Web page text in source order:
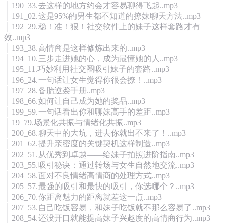
│ 190_33.去这样的地方约会才容易聊得飞起..mp3
│ 191_02.这是95%的男生都不知道的撩妹聊天方法..mp3
│ 192_29.稳！准！狠！社交软件上的妹子这样套路才有
效..mp3
│ 193_38.高情商是这样修炼出来的..mp3
│ 194_10.三步走进她的心，成为最懂她的人..mp3
│ 195_11.巧妙利用社交圈吸引妹子的套路..mp3
│ 196_24.一句话让女生觉得你很会撩！..mp3
│ 197_28.备胎逆袭手册..mp3
│ 198_66.如何让自己成为她的奖品..mp3
│ 199_59.一句话看出你和聊妹高手的差距..mp3
│ 19_79.场景化共振与情绪化共振..mp3
│ 200_68.聊天中的大坑，进去你就出不来了！..mp3
│ 201_62.提升亲密度的关键契机这样制造..mp3
│ 202_51.从优秀到卓越——给妹子拍照进阶指南..mp3
│ 203_55.吸引秘诀：通过转场与女生自然地交流..mp3
│ 204_58.面对不良情绪高情商的处理方式..mp3
│ 205_57.最强的吸引和最快的吸引，你选哪个？..mp3
│ 206_70.你距离魅力的距离就差这一点..mp3
│ 207_53.自己吃饭容易，和妹子吃饭就不那么容易了..mp3
│ 208_54.还没开口就能提高妹子兴趣度的高情商行为..mp3